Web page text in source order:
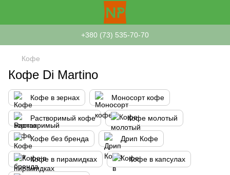
+380 (73) 535-70-70
Кофе
Кофе Di Martino
Кофе в зернах Моносорт кофе
Растворимый кофе Кофе молотый
Кофе без бренда Дрип Кофе
Кофе в пирамидках Кофе в капсулах